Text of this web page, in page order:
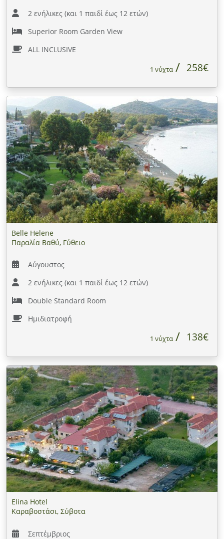
2 ενήλικες (και 1 παιδί έως 12 ετών)
Superior Room Garden View
ALL INCLUSIVE
1 νύχτα 258€
Belle Helene
Παραλία Βαθύ, Γύθειο
Αύγουστος
2 ενήλικες (και 1 παιδί έως 12 ετών)
Double Standard Room
Ημιδιατροφή
1 νύχτα 138€
Elina Hotel
Καραβοστάσι, Σύβοτα
Σεπτέμβριος